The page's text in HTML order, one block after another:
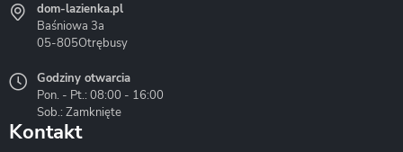
Hydrostop
Liveno
dom-lazienka.pl
Baśniowa 3a
05-805Otrębusy
Godziny otwarcia
Pon. - Pt.: 08:00 - 16:00
Sob.: Zamknięte
Kontakt